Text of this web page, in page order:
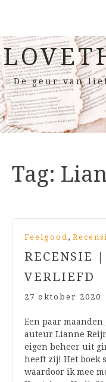
De geur van
Tag:
Feelgood,
RECENSIE
VERLIEFD
27 oktober 2020
Een paar
auteur Lianne
eigen beheer uit
heeft zij! Het boek
waardoor ik mee